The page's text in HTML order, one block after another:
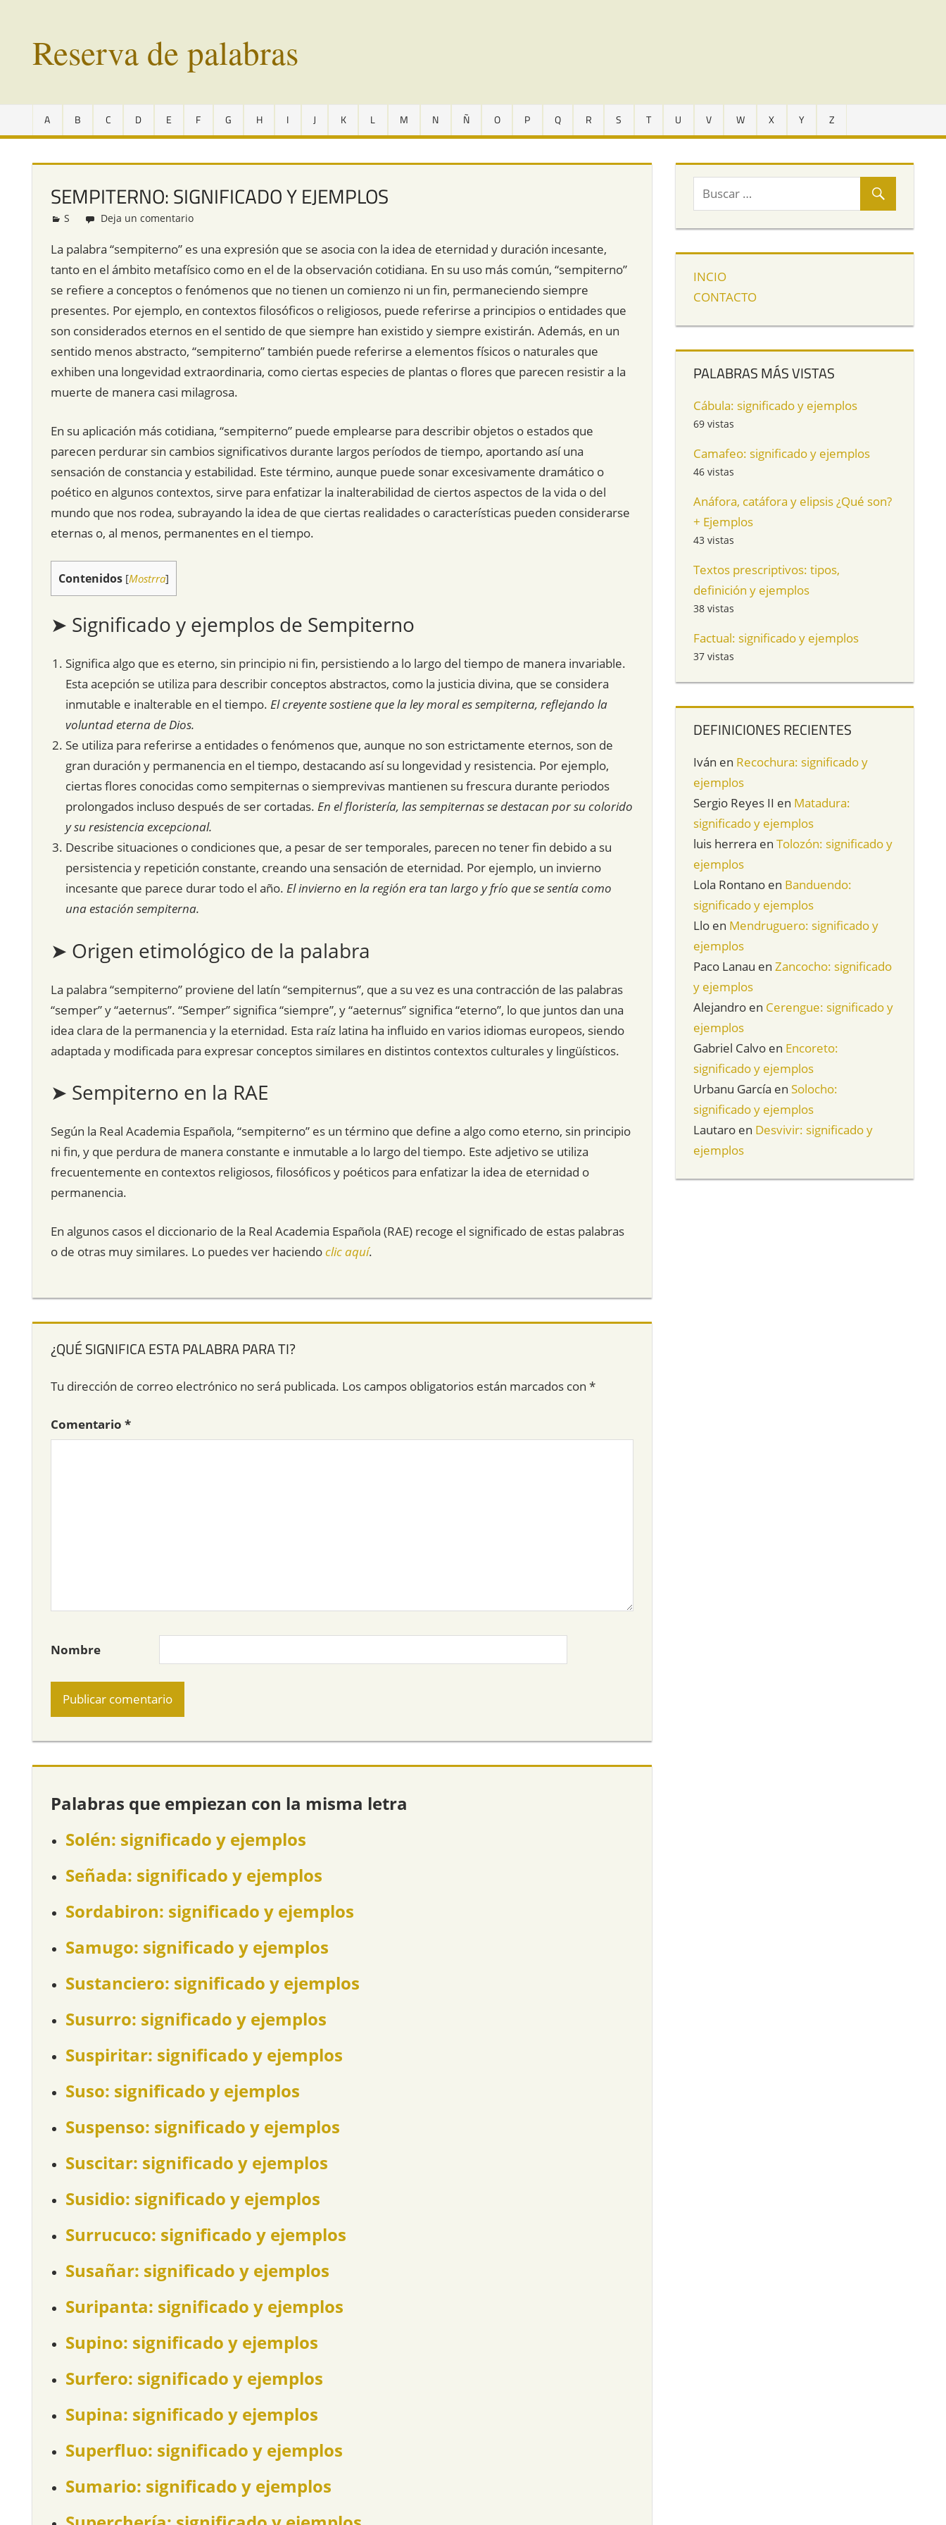
contenidoReserva de palabras
en
vías
extinción
todo
A B C D E F G H I J K L M N Ñ O P Q R S T U V W X Y Z
SEMPITERNO: SIGNIFICADO Y EJEMPLOS
Redacción
S Deja un comentario
La palabra “sempiterno” es una expresión que se asocia con la idea de eternidad y duración incesante,
tanto en el ámbito metafísico como en el de la observación cotidiana. En su uso más común, “sempiterno”
se refiere a conceptos o fenómenos que no tienen un comienzo ni un fin, permaneciendo siempre
presentes. Por ejemplo, en contextos filosóficos o religiosos, puede referirse a principios o entidades que
son considerados eternos en el sentido de que siempre han existido y siempre existirán. Además, en un
sentido menos abstracto, “sempiterno” también puede referirse a elementos físicos o naturales que
exhiben una longevidad extraordinaria, como ciertas especies de plantas o flores que parecen resistir a la
muerte de manera casi milagrosa.
En su aplicación más cotidiana, “sempiterno” puede emplearse para describir objetos o estados que
parecen perdurar sin cambios significativos durante largos períodos de tiempo, aportando así una
sensación de constancia y estabilidad. Este término, aunque puede sonar excesivamente dramático o
poético en algunos contextos, sirve para enfatizar la inalterabilidad de ciertos aspectos de la vida o del
mundo que nos rodea, subrayando la idea de que ciertas realidades o características pueden considerarse
eternas o, al menos, permanentes en el tiempo.
Contenidos [Mostrra]
➤ Significado y ejemplos de Sempiterno
Significa algo que es eterno, sin principio ni fin, persistiendo a lo largo del tiempo de manera invariable.
Esta acepción se utiliza para describir conceptos abstractos, como la justicia divina, que se considera
inmutable e inalterable en el tiempo. El creyente sostiene que la ley moral es sempiterna, reflejando la
voluntad eterna de Dios.
Se utiliza para referirse a entidades o fenómenos que, aunque no son estrictamente eternos, son de
gran duración y permanencia en el tiempo, destacando así su longevidad y resistencia. Por ejemplo,
ciertas flores conocidas como sempiternas o siemprevivas mantienen su frescura durante periodos
prolongados incluso después de ser cortadas. En el floristería, las sempiternas se destacan por su colorido
y su resistencia excepcional.
Describe situaciones o condiciones que, a pesar de ser temporales, parecen no tener fin debido a su
persistencia y repetición constante, creando una sensación de eternidad. Por ejemplo, un invierno
incesante que parece durar todo el año. El invierno en la región era tan largo y frío que se sentía como
una estación sempiterna.
➤ Origen etimológico de la palabra
La palabra “sempiterno” proviene del latín “sempiternus”, que a su vez es una contracción de las palabras
“semper” y “aeternus”. “Semper” significa “siempre”, y “aeternus” significa “eterno”, lo que juntos dan una
idea clara de la permanencia y la eternidad. Esta raíz latina ha influido en varios idiomas europeos, siendo
adaptada y modificada para expresar conceptos similares en distintos contextos culturales y lingüísticos.
➤ Sempiterno en la RAE
Según la Real Academia Española, “sempiterno” es un término que define a algo como eterno, sin principio
ni fin, y que perdura de manera constante e inmutable a lo largo del tiempo. Este adjetivo se utiliza
frecuentemente en contextos religiosos, filosóficos y poéticos para enfatizar la idea de eternidad o
permanencia.
En algunos casos el diccionario de la Real Academia Española (RAE) recoge el significado de estas palabras
o de otras muy similares. Lo puedes ver haciendoclic aquí.
¿QUÉ SIGNIFICA ESTA PALABRA PARA TI?
Tu dirección de correo electrónico no será publicada. Los campos obligatorios están marcados con *
Comentario *
Nombre
Palabras que empiezan con la misma letra
Solén: significado y ejemplos
Señada: significado y ejemplos
Sordabiron: significado y ejemplos
Samugo: significado y ejemplos
Sustanciero: significado y ejemplos
Susurro: significado y ejemplos
Suspiritar: significado y ejemplos
Suso: significado y ejemplos
Suspenso: significado y ejemplos
Suscitar: significado y ejemplos
Susidio: significado y ejemplos
Surrucuco: significado y ejemplos
Susañar: significado y ejemplos
Suripanta: significado y ejemplos
Supino: significado y ejemplos
Surfero: significado y ejemplos
Supina: significado y ejemplos
Superfluo: significado y ejemplos
Sumario: significado y ejemplos
INCIO
CONTACTO
PALABRAS MÁS VISTAS
Cábula: significado y ejemplos
69 vistas
Camafeo: significado y ejemplos
46 vistas
Anáfora, catáfora y elipsis ¿Qué son?
+ Ejemplos
43 vistas
Textos prescriptivos: tipos,
definición y ejemplos
38 vistas
Factual: significado y ejemplos
37 vistas
DEFINICIONES RECIENTES
Iván en Recochura: significado y
ejemplos
Sergio Reyes II en Matadura:
significado y ejemplos
luis herrera enTolozón: significado y
ejemplos
Lola Rontano en Banduendo:
significado y ejemplos
Llo en Mendruguero: significado y
ejemplos
Paco Lanau enZancocho: significado
y ejemplos
Alejandro en Cerengue: significado y
ejemplos
Gabriel Calvo en Encoreto:
significado y ejemplos
Urbanu García enSolocho:
significado y ejemplos
Lautaro en Desvivir: significado y
ejemplos